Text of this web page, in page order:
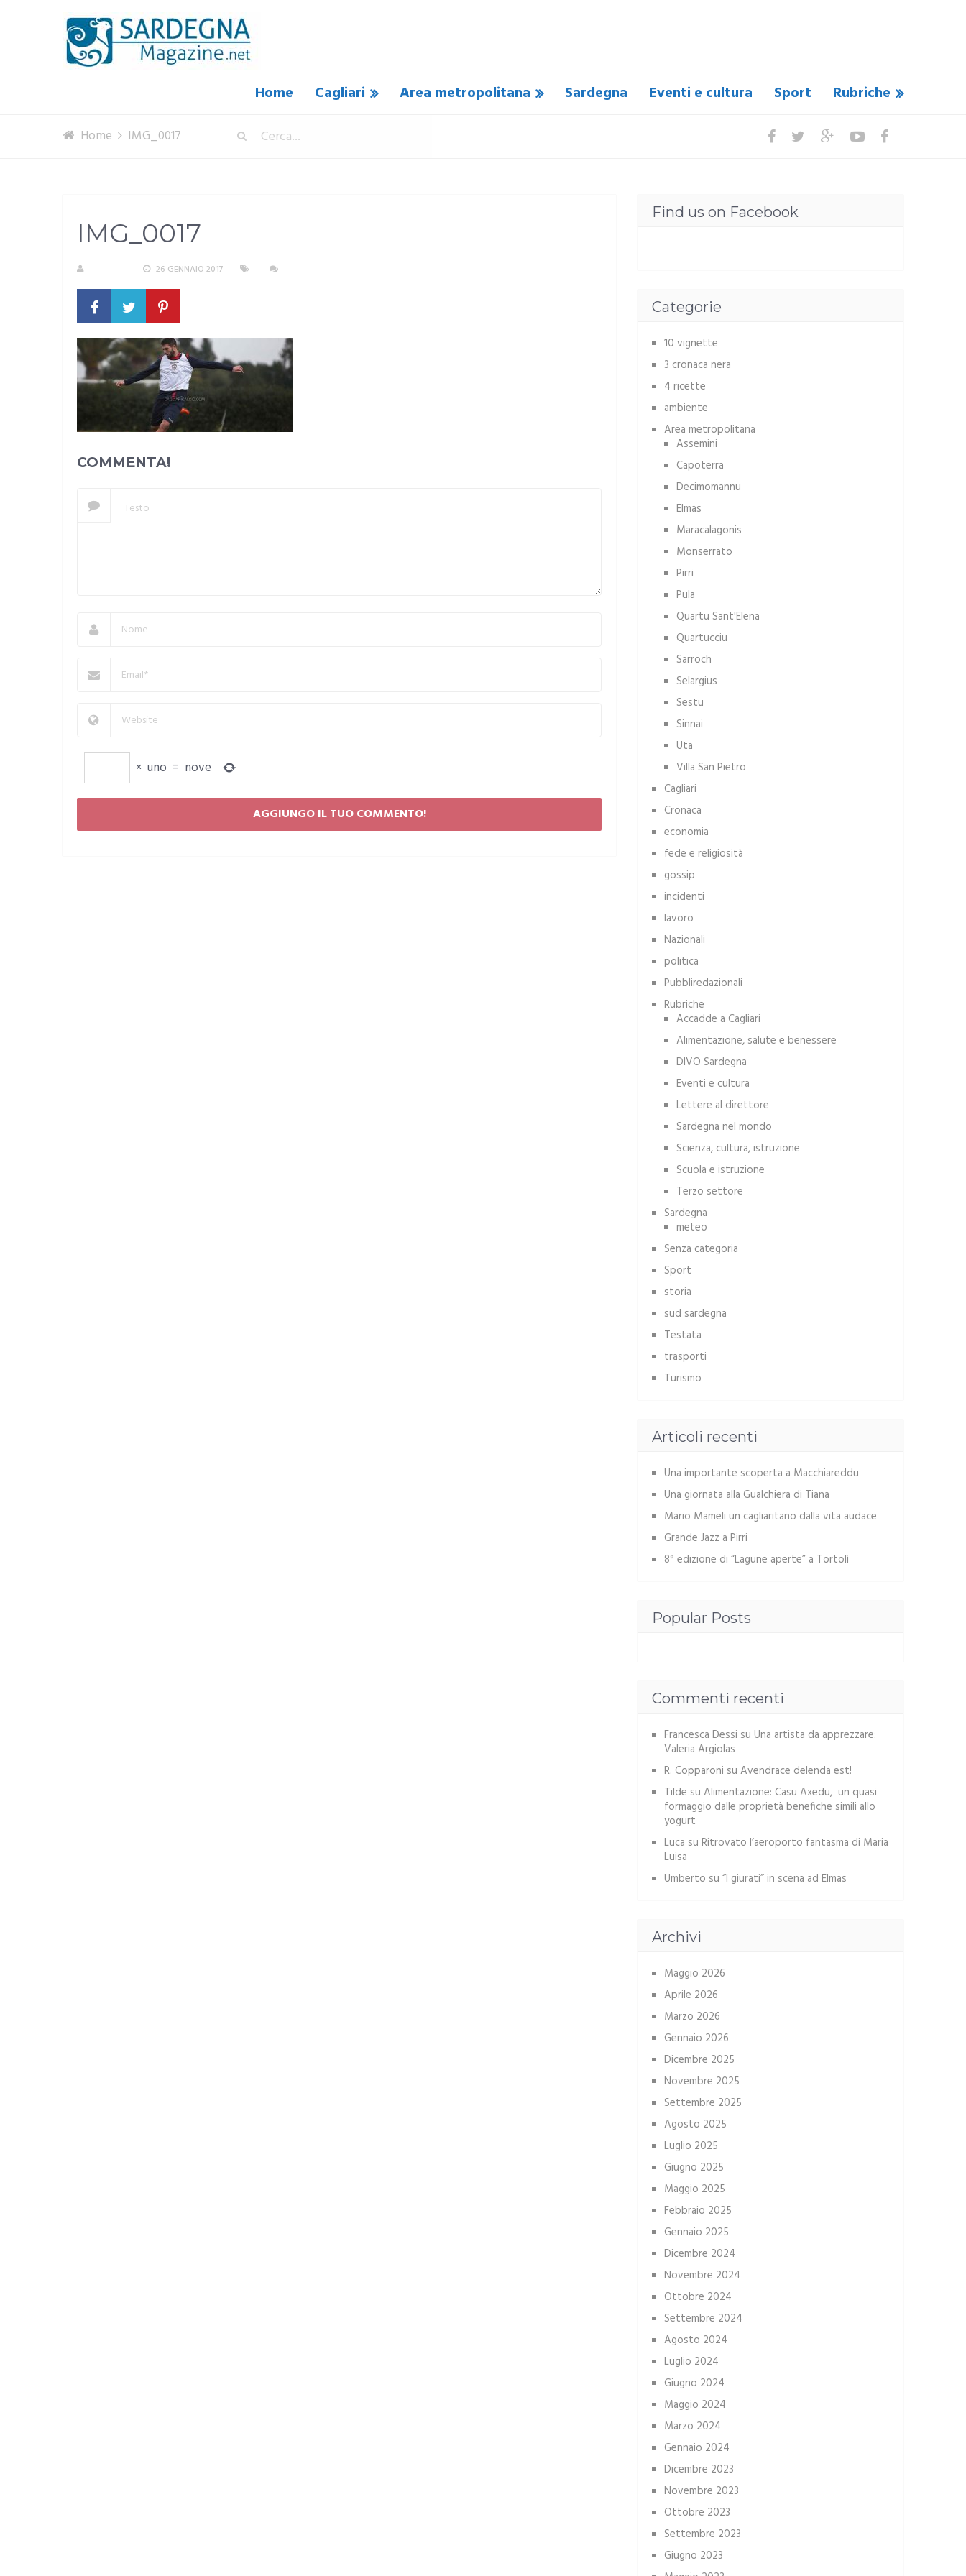
Home Cagliari Area metropolitana Sardegna Eventi e cultura Sport Rubriche
Home IMG_0017
IMG_0017
26 GENNAIO 2017
COMMENTA!
× uno = nove
Find us on Facebook
Categorie
10 vignette
3 cronaca nera
4 ricette
ambiente
Area metropolitana
Assemini
Capoterra
Decimomannu
Elmas
Maracalagonis
Monserrato
Pirri
Pula
Quartu Sant'Elena
Quartucciu
Sarroch
Selargius
Sestu
Sinnai
Uta
Villa San Pietro
Cagliari
Cronaca
economia
fede e religiosità
gossip
incidenti
lavoro
Nazionali
politica
Pubbliredazionali
Rubriche
Accadde a Cagliari
Alimentazione, salute e benessere
DIVO Sardegna
Eventi e cultura
Lettere al direttore
Sardegna nel mondo
Scienza, cultura, istruzione
Scuola e istruzione
Terzo settore
Sardegna
meteo
Senza categoria
Sport
storia
sud sardegna
Testata
trasporti
Turismo
Articoli recenti
Una importante scoperta a Macchiareddu
Una giornata alla Gualchiera di Tiana
Mario Mameli un cagliaritano dalla vita audace
Grande Jazz a Pirri
8° edizione di “Lagune aperte” a Tortolì
Popular Posts
Commenti recenti
Francesca Dessi su Una artista da apprezzare:
Valeria Argiolas
R. Copparoni su Avendrace delenda est!
Tilde su Alimentazione: Casu Axedu, un quasi
formaggio dalle proprietà benefiche simili allo
yogurt
Luca su Ritrovato l’aeroporto fantasma di Maria
Luisa
Umberto su “I giurati” in scena ad Elmas
Archivi
Maggio 2026
Aprile 2026
Marzo 2026
Gennaio 2026
Dicembre 2025
Novembre 2025
Settembre 2025
Agosto 2025
Luglio 2025
Giugno 2025
Maggio 2025
Febbraio 2025
Gennaio 2025
Dicembre 2024
Novembre 2024
Ottobre 2024
Settembre 2024
Agosto 2024
Luglio 2024
Giugno 2024
Maggio 2024
Marzo 2024
Gennaio 2024
Dicembre 2023
Novembre 2023
Ottobre 2023
Settembre 2023
Giugno 2023